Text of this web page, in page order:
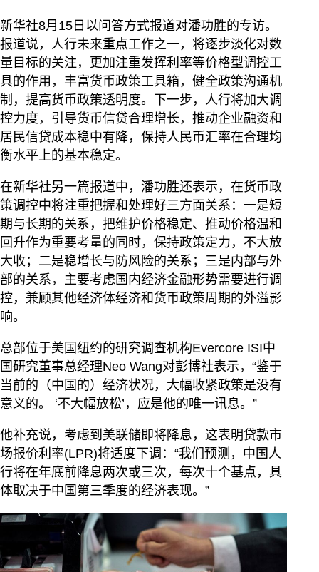
新华社8月15日以问答方式报道对潘功胜的专访。
报道说，人行未来重点工作之一，将逐步淡化对数
量目标的关注，更加注重发挥利率等价格型调控工
具的作用，丰富货币政策工具箱，健全政策沟通机
制，提高货币政策透明度。下一步，人行将加大调
控力度，引导货币信贷合理增长，推动企业融资和
居民信贷成本稳中有降，保持人民币汇率在合理均
衡水平上的基本稳定。
在新华社另一篇报道中，潘功胜还表示，在货币政
策调控中将注重把握和处理好三方面关系：一是短
期与长期的关系，把维护价格稳定、推动价格温和
回升作为重要考量的同时，保持政策定力，不大放
大收；二是稳增长与防风险的关系；三是内部与外
部的关系，主要考虑国内经济金融形势需要进行调
控，兼顾其他经济体经济和货币政策周期的外溢影
响。
总部位于美国纽约的研究调查机构Evercore ISI中
国研究董事总经理Neo Wang对彭博社表示，“鉴于
当前的（中国的）经济状况，大幅收紧政策是没有
意义的。 ‘不大幅放松’，应是他的唯一讯息。”
他补充说，考虑到美联储即将降息，这表明贷款市
场报价利率(LPR)将适度下调：“我们预测，中国人
行将在年底前降息两次或三次，每次十个基点，具
体取决于中国第三季度的经济表现。”